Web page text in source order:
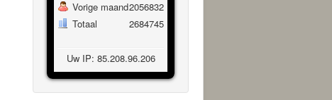
Vorige maand
Totaal
2056832
2684745
Uw IP: 85.208.96.206